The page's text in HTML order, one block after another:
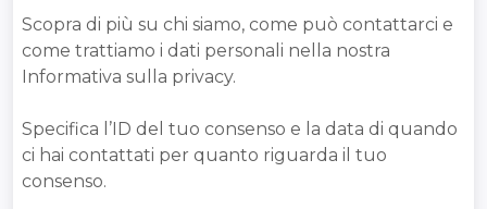
Scopra di più su chi siamo, come può contattarci e
come trattiamo i dati personali nella nostra
Informativa sulla privacy.
Specifica l’ID del tuo consenso e la data di quando
ci hai contattati per quanto riguarda il tuo
consenso.